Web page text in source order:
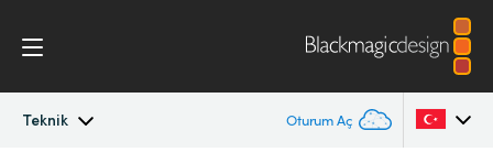
Teknik Oturum Aç